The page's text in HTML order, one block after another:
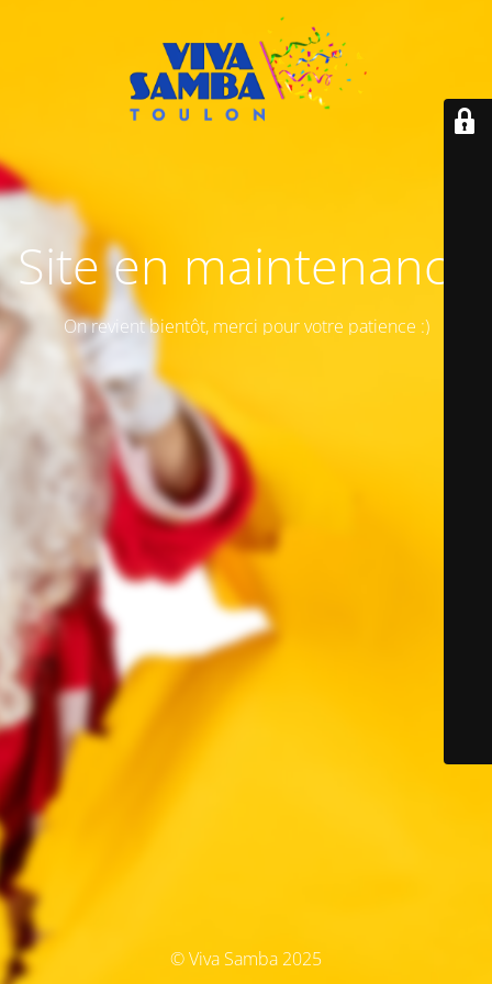
Site en maintenance
On revient bientôt, merci pour votre patience :)
© Viva Samba 2025